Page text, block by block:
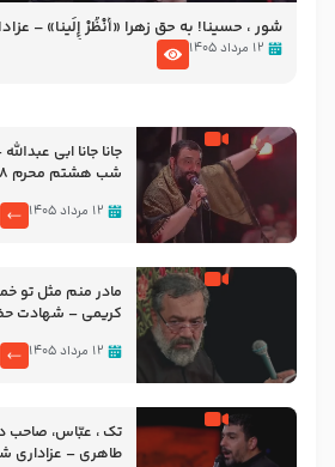
شور ، حسینا! به‌ حق زهرا «أُنْظُرْ إِلَینا» –
محرّم 1405
۱۲ مرداد ۱۴۰۵
جانا جانا ابی
۱۲ مرداد ۱۴۰۵
مادر منم مثل تو
کریمی – شهادت
۱۲ مرداد ۱۴۰۵
تک ، عبّاس،
طاهری – عزاداری شب